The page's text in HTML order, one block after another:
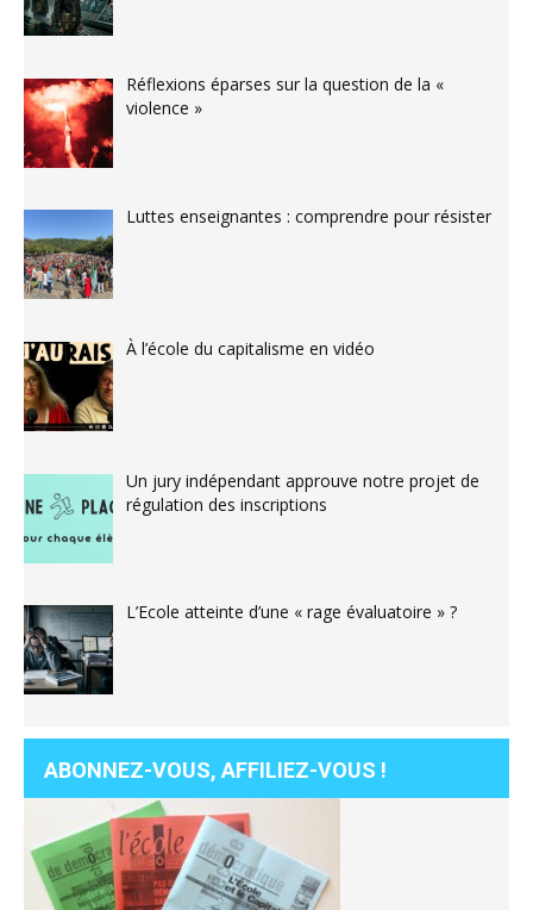
Réflexions éparses sur la question de la «
violence »
Luttes enseignantes : comprendre pour résister
À l’école du capitalisme en vidéo
Un jury indépendant approuve notre projet de
régulation des inscriptions
L’Ecole atteinte d’une « rage évaluatoire » ?
ABONNEZ-VOUS, AFFILIEZ-VOUS !